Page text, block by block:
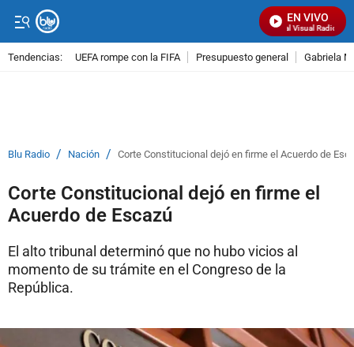
EN VIVO
Señal Visual Radio
Tendencias: UEFA rompe con la FIFA Presupuesto general Gabriela
Blu Radio / Nación / Corte Constitucional dejó en firme el Acuerdo de
Corte Constitucional dejó en firme el
Acuerdo de Escazú
El alto tribunal determinó que no hubo vicios al
momento de su trámite en el Congreso de la
República.